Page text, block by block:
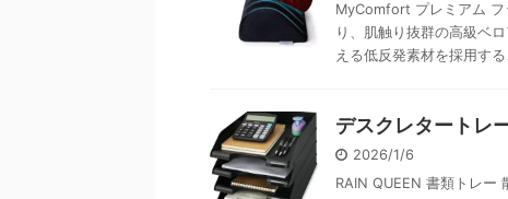
MyComfort プレミアム フ
り、肌触り抜群の高級ベ
える低反発素材を採用す
デスクレタートレ
2026/1/6
RAIN QUEEN 書類トレー